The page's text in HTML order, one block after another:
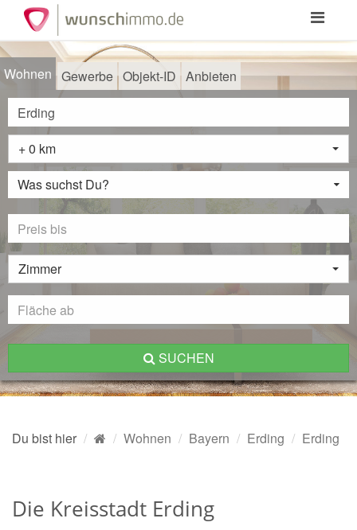
Toggle
Wohnen Gewerbe Objekt-ID Anbieten
+ 0 km
Was suchst Du?
Zimmer
SUCHEN
Du bist hier Wohnen Bayern Erding Erding
Die Kreisstadt Erding